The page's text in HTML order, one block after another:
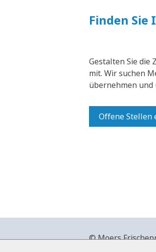
Finden Sie
Gestalten Sie die
mit. Wir suchen
übernehmen und
Offene Stellen
© Moers